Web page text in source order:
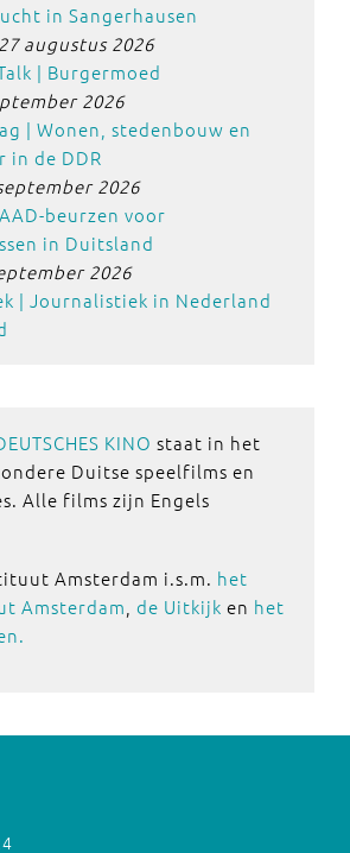
in Sangerhausen
augustus 2026
| Burgermoed
2026
| Wonen, stedenbouw en
de DDR
2026
beurzen voor
in Duitsland
2026
| Journalistiek in Nederland
KINO staat in het
Duitse speelfilms en
Alle films zijn Engels
Amsterdam i.s.m. het
Amsterdam de Uitkijk en het